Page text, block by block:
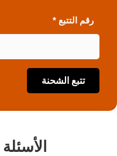
رقم التتبع *
تتبع الشحنة
الأسئلة